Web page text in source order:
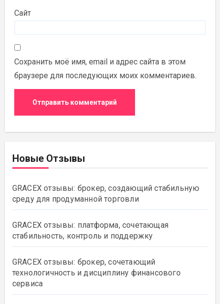
Сайт
Сохранить моё имя, email и адрес сайта в этом
браузере для последующих моих комментариев.
Новые Отзывы
GRACEX отзывы: брокер, создающий стабильную
среду для продуманной торговли
GRACEX отзывы: платформа, сочетающая
стабильность, контроль и поддержку
GRACEX отзывы: брокер, сочетающий
технологичность и дисциплину финансового
сервиса